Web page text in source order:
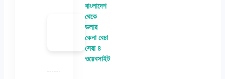
বাংলাদেশ
থেকে
ডলার
কেনা বেচা
সেরা ৪
ওয়েবসাইট